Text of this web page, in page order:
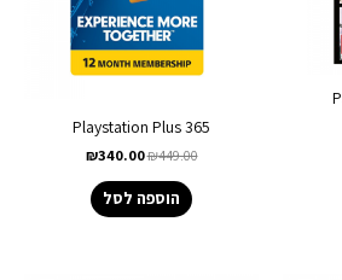
Playstation Plus 365
₪449.00
₪340.00
הוספה לסל